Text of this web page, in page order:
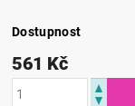
Dostupnost
561 Kč